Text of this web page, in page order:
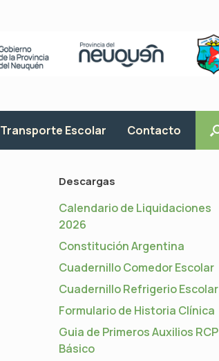
Transporte Escolar Contacto
Descargas
Calendario de Liquidaciones
2026
Constitución Argentina
Cuadernillo Comedor Escolar
Cuadernillo Refrigerio Escolar
Formulario de Historia Clínica
Guia de Primeros Auxilios RCP
Básico